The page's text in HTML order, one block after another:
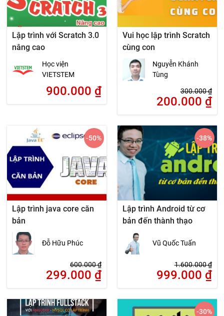
Lập trình với Scratch 3.0
nâng cao
Học viện
VIETSTEM
900.000 ₫
Vui học lập trình Scratch
cùng con
Nguyễn Khánh
Tùng
300.000₫
200.000 ₫
Lập trình java core căn
bản
Đỗ Hữu Phúc
600.000₫
299.000 ₫
-50%
Lập trình Android từ cơ
bản đến thành thạo
Vũ Quốc Tuấn
1.600.000₫
999.000 ₫
-38%
-30%